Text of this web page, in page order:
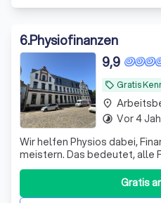
6.Physiofinanzen
local_offer Gratis
9,9
Wir helfen Physios dabei,
meistern. Das bedeutet, alle
Vorsorge und Absicherung
Gratis
place
timelapse Vor 4